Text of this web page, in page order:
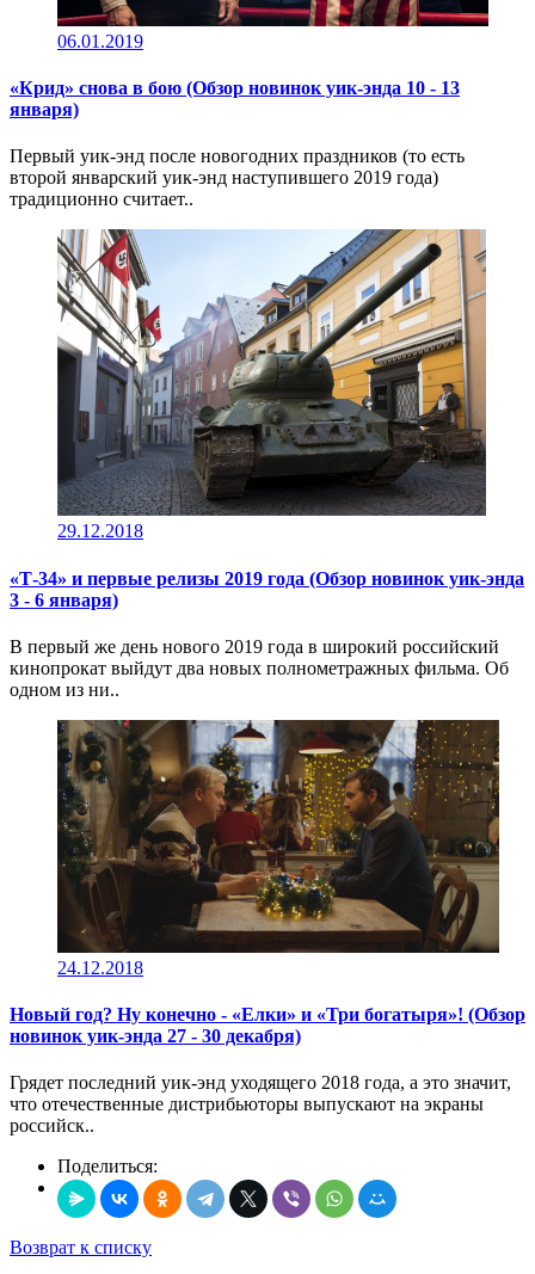
06.01.2019
«Крид» снова в бою (Обзор новинок уик-энда 10 - 13
января)
Первый уик-энд после новогодних праздников (то есть
второй январский уик-энд наступившего 2019 года)
традиционно считает..
29.12.2018
«Т-34» и первые релизы 2019 года (Обзор новинок уик-энда
3 - 6 января)
В первый же день нового 2019 года в широкий российский
кинопрокат выйдут два новых полнометражных фильма. Об
одном из ни..
24.12.2018
Новый год? Ну конечно - «Елки» и «Три богатыря»! (Обзор
новинок уик-энда 27 - 30 декабря)
Грядет последний уик-энд уходящего 2018 года, а это значит,
что отечественные дистрибьюторы выпускают на экраны
российск..
Поделиться:
Возврат к списку